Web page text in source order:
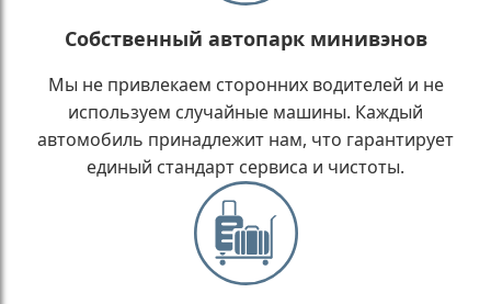
Собственный автопарк минивэнов
Мы не привлекаем сторонних водителей и не
используем случайные машины. Каждый
автомобиль принадлежит нам, что гарантирует
единый стандарт сервиса и чистоты.